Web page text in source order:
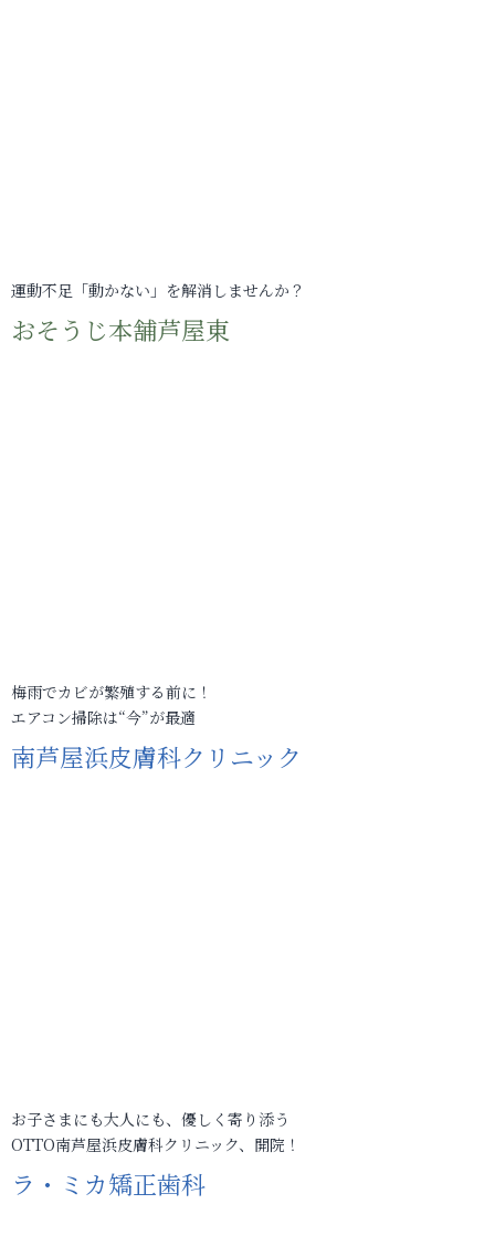
運動不足「動かない」を解消しませんか？
おそうじ本舗芦屋東
梅雨でカビが繁殖する前に！
エアコン掃除は“今”が最適
南芦屋浜皮膚科クリニック
お子さまにも大人にも、優しく寄り添う
OTTO南芦屋浜皮膚科クリニック、開院！
ラ・ミカ矯正歯科